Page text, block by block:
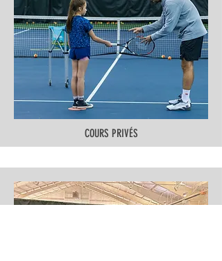
COURS PRIVÉS